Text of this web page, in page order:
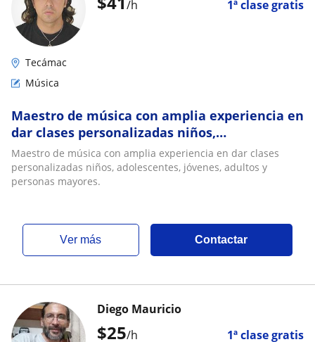
/h 1ª clase gratis
Tecámac
Música
Maestro de música con amplia experiencia en
dar clases personalizadas niños,
adolescentes, jóvenes, adultos y personas
mayores
Maestro de música con amplia experiencia en dar clases
personalizadas niños, adolescentes, jóvenes, adultos y
personas mayores.
ver más Contactar
$25/h 1ª clase gratis
Diego Mauricio